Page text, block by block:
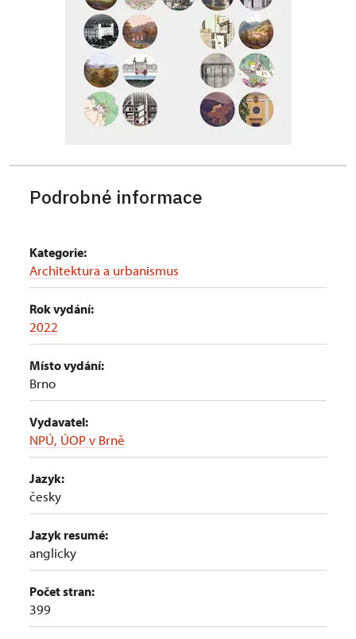
Podrobné informace
Kategorie:
Architektura a urbanismus
Rok vydání:
2022
Místo vydání:
Brno
Vydavatel:
NPÚ, ÚOP v Brně
Jazyk:
česky
Jazyk resumé:
anglicky
Počet stran:
399